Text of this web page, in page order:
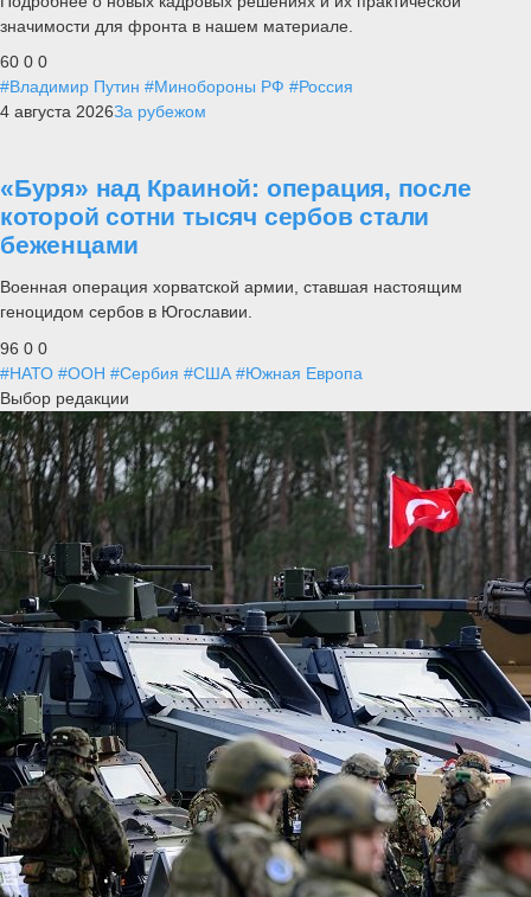
значимости для фронта в нашем материале.
60 0 0
#Владимир Путин #Минобороны РФ #Россия
4 августа 2026За рубежом
«Буря» над Краиной: операция, после
которой сотни тысяч сербов стали
беженцами
Военная операция хорватской армии, ставшая настоящим
геноцидом сербов в Югославии.
96 0 0
#НАТО #ООН #Сербия #США #Южная Европа
Выбор редакции